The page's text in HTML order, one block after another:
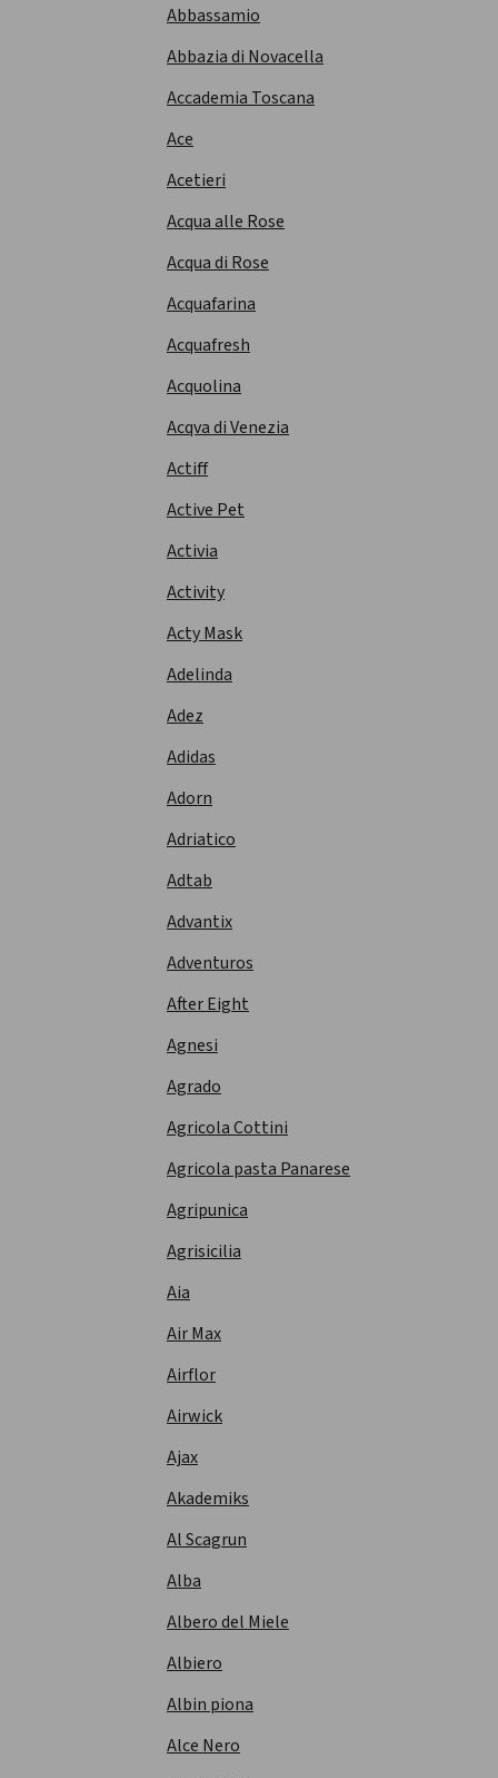
Abbassamio
Abbazia di Novacella
Accademia Toscana
Ace
Acetieri
Acqua alle Rose
Acqua di Rose
Acquafarina
Acquafresh
Acquolina
Acqva di Venezia
Actiff
Active Pet
Activia
Activity
Acty Mask
Adelinda
Adez
Adidas
Adorn
Adriatico
Adtab
Advantix
Adventuros
After Eight
Agnesi
Agrado
Agricola Cottini
Agricola pasta Panarese
Agripunica
Agrisicilia
Aia
Air Max
Airflor
Airwick
Ajax
Akademiks
Al Scagrun
Alba
Albero del Miele
Albiero
Albin piona
Alce Nero